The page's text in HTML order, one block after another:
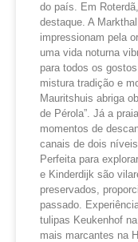
do país. Em
destaque. A
impressionam pela
uma vida noturna
para todos os
mistura tradição e
Mauritshuis abriga
de Pérola”. Já a
momentos de
canais de dois
Perfeita para
e Kinderdijk são
preservados,
passado.
tulipas Keukenhof
mais marcantes na